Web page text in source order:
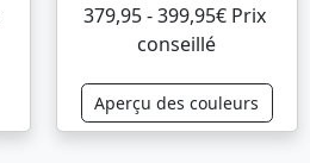
379,95 - 399,95€ Prix ​​
conseillé
Aperçu des couleurs